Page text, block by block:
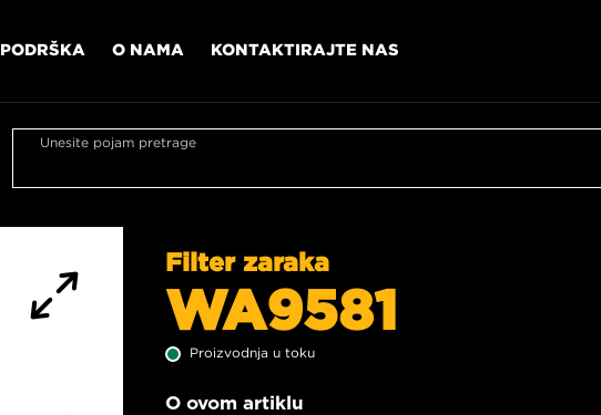
PODRŠKA O NAMA KONTAKTIRAJTE NAS
Unesite pojam pretrage
Filter zaraka
WA9581
Proizvodnja u toku
O ovom artiklu